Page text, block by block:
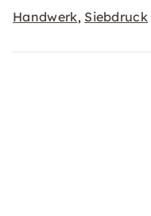
Handwerk, Siebdruck